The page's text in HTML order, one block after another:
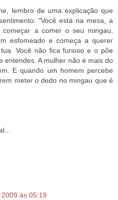
lembro de uma explicação que
"Você está na mesa, a
começar a comer o seu mingau,
esfomeado e começa a querer
Você não fica furioso e o põe
entendes. A mulher não é mais do
E quando um homem percebe
meter o dedo no mingau que é
às 05:19